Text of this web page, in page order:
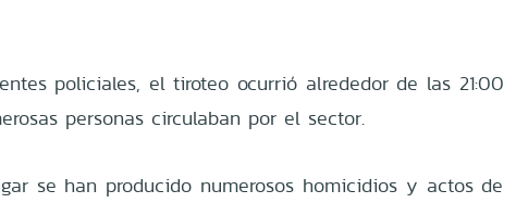
policiales, el tiroteo ocurrió alrededor de las 21:00
personas circulaban por el sector.
se han producido numerosos homicidios y actos de